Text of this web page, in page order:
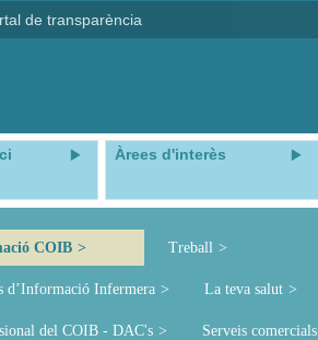
de transparència
Àrees d'interès
COIB Treball
d’Informació Infermera La teva salut
del COIB - DAC's Serveis comercials